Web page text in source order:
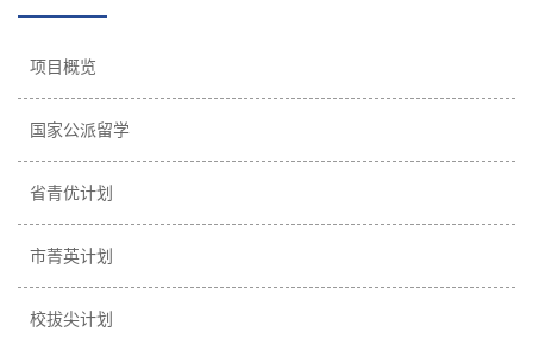
项目概览
国家公派留学
省青优计划
市菁英计划
校拔尖计划